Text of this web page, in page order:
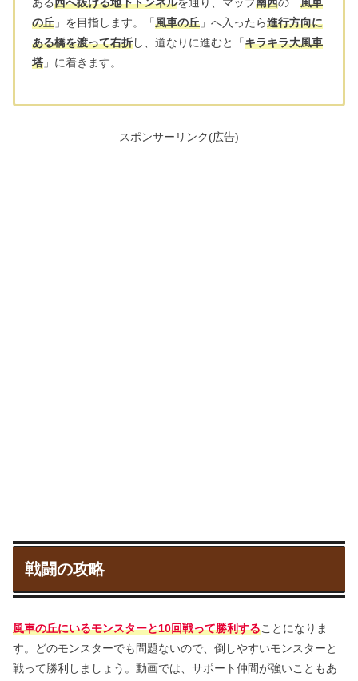
ある西へ抜ける地下トンネルを通り、マップ南西の「風車
の丘 」を目指します。「風車の丘 」へ入ったら進行方向に
ある橋を渡って右折し、道なりに進むと「キラキラ大風車
塔 」に着きます。
スポンサーリンク(広告)
戦闘の攻略
風車の丘にいるモンスターと10回戦って勝利することになりま
す。どのモンスターでも問題ないので、倒しやすいモンスターと
戦って勝利しましょう。動画では、サポート仲間が強いこともあ